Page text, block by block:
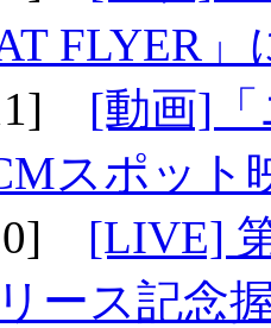
FLYER
[動画]
スポット
[LIVE]
ース記念